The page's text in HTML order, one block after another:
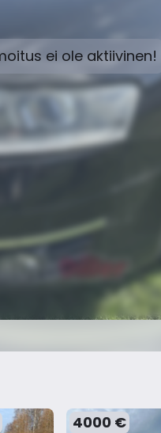
ei ole aktiivinen!
4000 €